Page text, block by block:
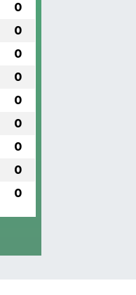
0
0
0
0
0
0
0
0
0